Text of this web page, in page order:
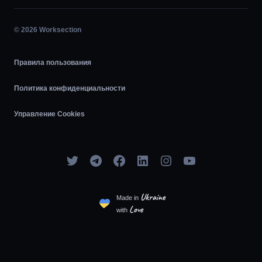
© 2026 Worksection
Правила пользования
Политика конфиденциальности
Управление Cookies
Made in Ukraine
with Love